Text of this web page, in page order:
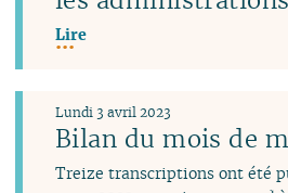
Lire
Bilan du mois de
Lundi 3 avril 2023
Treize transcriptions ont été